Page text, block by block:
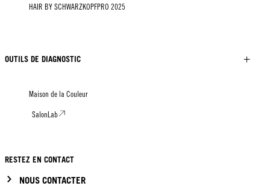
HAIR BY SCHWARZKOPFPRO 2025
OUTILS DE DIAGNOSTIC
Maison de la Couleur
SalonLab
RESTEZ EN CONTACT
NOUS CONTACTER